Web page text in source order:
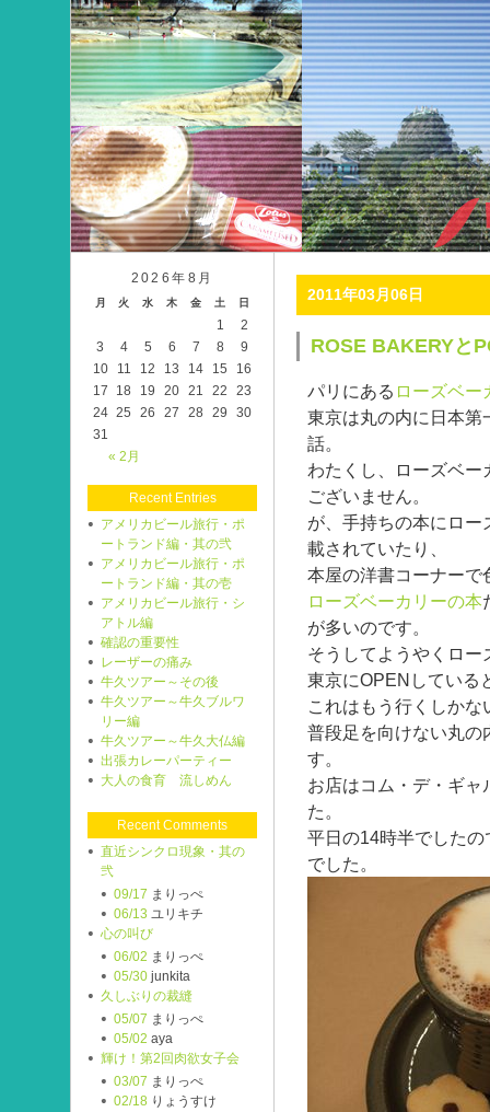
2011年03月06日
ROSE BAKERYと
パリにある ローズベー
東京は丸の内に日本第
話。
わたくし、ローズベ
ございません。
が、手持ちの本にロ
載されていたり、
本屋の洋書コーナーで
ローズベーカリーの本
が多いのです。
そうしてようやくロ
東京にOPENしている
これはもう行くしか
普段足を向けない丸の
す。
お店はコム・デ・ギ
た。
平日の14時半でした
でした。
2026年8月
月 火 水 木 金 土 日
« 2月
1
2
3
4 5 6 7 8
9
10
11 12 13 14 15
16
17
18 19 20 21 22
23
24 25 26 27 28 29
30
31
Recent Entries
アメリカビール旅行・ポ
ートランド編・其の弐
アメリカビール旅行・ポ
ートランド編・其の壱
アメリカビール旅行・シ
アトル編
確認の重要性
レーザーの痛み
牛久ツアー～その後
牛久ツアー～牛久ブルワ
リー編
牛久ツアー～牛久大仏編
出張カレーパーティー
大人の食育 流しめん
Recent Comments
直近シンクロ現象・其の
弐
09/17 まりっぺ
06/13 ユリキチ
心の叫び
06/02 まりっぺ
05/30 junkita
久しぶりの裁縫
05/07 まりっぺ
05/02 aya
輝け！第2回肉欲女子会
03/07 まりっぺ
02/18 りょうすけ